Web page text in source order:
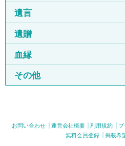
遺言
遺贈
血縁
その他
お問い合わせ 運営会社概要 利用規約
無料会員登録
掲載希